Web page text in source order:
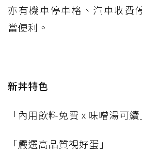
亦有機車停車格、汽車收費
當便利。
新丼特色
「內用飲料免費 x 味噌湯可續
「嚴選高品質視好蛋」